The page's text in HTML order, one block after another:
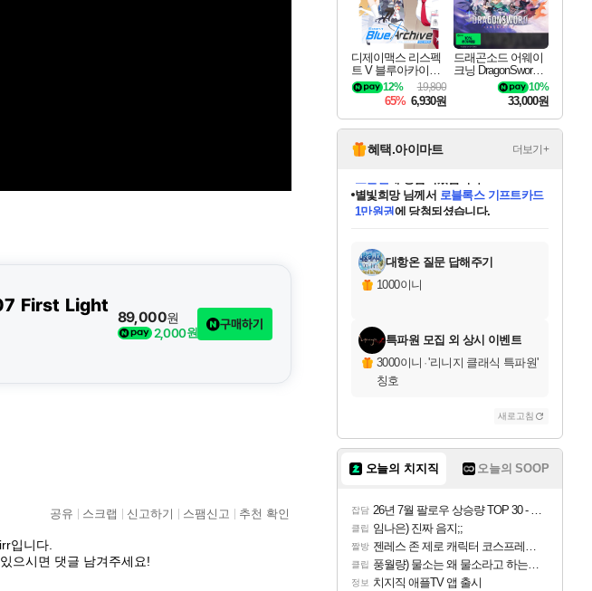
First Light
2,000원
89,000원 구매하기
공유 스크랩 신고하기 스팸신고 추천 확인
입니다.
으시면 댓글 남겨주세요!
디제이맥스 리스펙
트 V 블루아카이브
팩 DJMAX RESPE
CT V Blue Archive P
ack DLC
19,800
12%
65% 6,930원
드래곤소드 어웨이
크닝 DragonSword A
10%
33,000원
혜택.아이마트 더보기+
교환.
당첨되셨습니다.
당첨되셨습니다.
당첨되셨습니다.
별빛희망님께서 로블록스 기프트카드
1만원권에 당첨되셨습니다.
당첨되셨습니다.
당첨되셨습니다.
당첨되셨습니다.
당첨되셨습니다.
에디션 (스팀코드)를 교환.
당첨되셨습니다.
대항온 질문 답해주기
1000이니
특파원 모집 외 상시 이벤트
3000이니 ·'리니지 클래식 특파원'
칭호
새로고침
오늘의 치지직 오늘의 SOOP
잡담 26년 7월 팔로우 상승량 TOP 30 - 월간 치지직
클립 임나은) 진짜 음지;;
짤방 젠레스 존 제로 캐릭터 코스프레한 꽁주
클립 풍월량) 물소는 왜 물소라고 하는거야? 아! 그만 ㅋㅋ
정보 치지직 애플TV 앱 출시